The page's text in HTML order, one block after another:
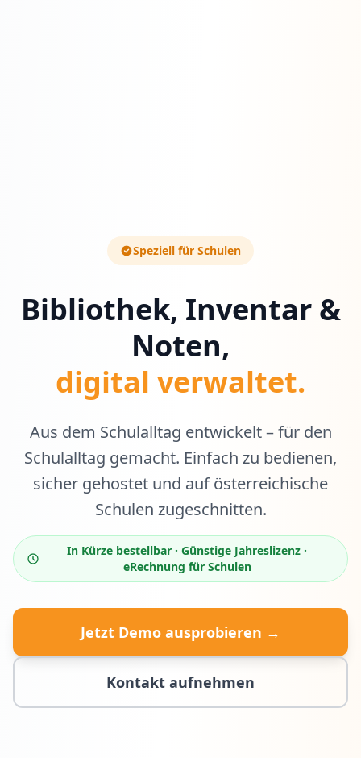
Speziell für Schulen
Bibliothek, Inventar &
Noten,
digital verwaltet.
Aus dem Schulalltag entwickelt – für den
Schulalltag gemacht. Einfach zu bedienen,
sicher gehostet und auf österreichische
Schulen zugeschnitten.
In Kürze bestellbar · Günstige Jahreslizenz ·
eRechnung für Schulen
Jetzt Demo ausprobieren →
Kontakt aufnehmen